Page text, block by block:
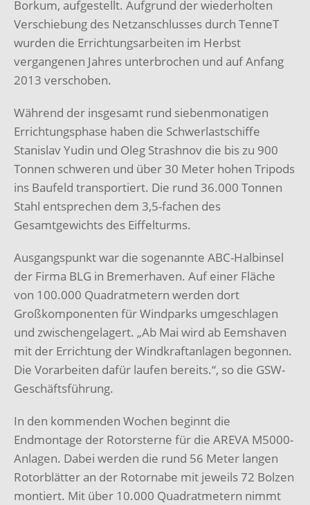
Borkum, aufgestellt. Aufgrund der wiederholten
Verschiebung des Netzanschlusses durch TenneT
wurden die Errichtungsarbeiten im Herbst
vergangenen Jahres unterbrochen und auf Anfang
2013 verschoben.
Während der insgesamt rund siebenmonatigen
Errichtungsphase haben die Schwerlastschiffe
Stanislav Yudin und Oleg Strashnov die bis zu 900
Tonnen schweren und über 30 Meter hohen Tripods
ins Baufeld transportiert. Die rund 36.000 Tonnen
Stahl entsprechen dem 3,5-fachen des
Gesamtgewichts des Eiffelturms.
Ausgangspunkt war die sogenannte ABC-Halbinsel
der Firma BLG in Bremerhaven. Auf einer Fläche
von 100.000 Quadratmetern werden dort
Großkomponenten für Windparks umgeschlagen
und zwischengelagert. „Ab Mai wird ab Eemshaven
mit der Errichtung der Windkraftanlagen begonnen.
Die Vorarbeiten dafür laufen bereits.“, so die GSW-
Geschäftsführung.
In den kommenden Wochen beginnt die
Endmontage der Rotorsterne für die AREVA M5000-
Anlagen. Dabei werden die rund 56 Meter langen
Rotorblätter an der Rotornabe mit jeweils 72 Bolzen
montiert. Mit über 10.000 Quadratmetern nimmt